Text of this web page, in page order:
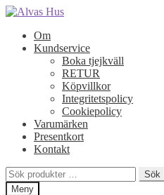
Hoppa
navigering
Hoppa
innehållOm
Kundservice
Boka tjejkväll
RETUR
Köpvillkor
Integritetspolicy
Cookiepolicy
Varumärken
Presentkort
Kontakt
Sök
efter:
Sök
Meny